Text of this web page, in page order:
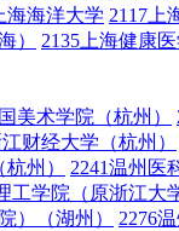
海海洋大学 2117上
） 2135上海健康
美术学院（杭州）
财经大学（杭州）
州） 2241温州医
工学院（原浙江大
）（湖州）
2276